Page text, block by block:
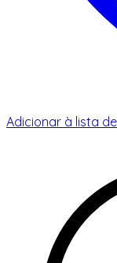
Adicionar à lista